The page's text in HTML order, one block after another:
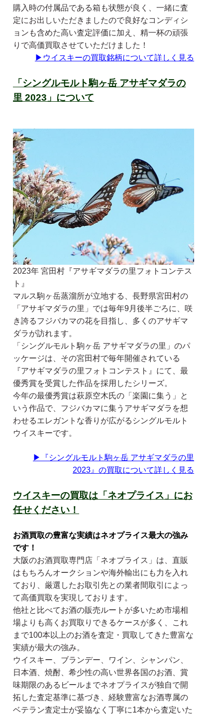
購入時の付属品である箱も状態が良く、一緒に査
定にお出しいただきましたので良好なコンディシ
ョンも含めた高い査定評価に加え、精一杯の頑張
りで高価買取させていただけました！
▶ ウイスキーの買取銘柄について詳しく見る
「シングルモルト駒ヶ岳 アサギマダラの
里 2023」について
2023年 宮田村『アサギマダラの里フォトコンテス
ト』
マルス駒ヶ岳蒸溜所が立地する、長野県宮田村の
「アサギマダラの里」では毎年9月後半ごろに、咲
き誇るフジバカマの花を目指し、多くのアサギマ
ダラが訪れます。
「シングルモルト駒ヶ岳 アサギマダラの里」のパ
ッケージは、その宮田村で毎年開催されている
『アサギマダラの里フォトコンテスト』にて、最
優秀賞を受賞した作品を採用したシリーズ。
今年の最優秀賞は萩原空木氏の「楽園に集う」と
いう作品で、フジバカマに集うアサギマダラを想
わせるエレガントな香りが広がるシングルモルト
ウイスキーです。
▶『シングルモルト駒ヶ岳 アサギマダラの里
2023』の買取について詳しく見る
ウイスキーの買取は「ネオプライス」にお
任せください！
お酒買取の豊富な実績はネオプライス最大の強み
です！
大阪のお酒買取専門店「ネオプライス」は、直販
はもちろんオークションや海外輸出にも力を入れ
ており、厳選したお取引先との業者間取引によっ
て高価買取を実現しております。
他社と比べてお酒の販売ルートが多いため市場相
場よりも高くお買取りできるケースが多く、これ
まで100本以上のお酒を査定・買取してきた豊富な
実績が最大の強み。
ウイスキー、ブランデー、ワイン、シャンパン、
日本酒、焼酎、希少性の高い世界各国のお酒、賞
味期限のあるビールまでネオプライスが独自で開
拓した査定基準に基づき、経験豊富なお酒専属の
ベテラン査定士が妥協なく丁寧に1本から査定いた